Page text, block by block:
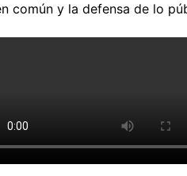
común y la defensa de lo